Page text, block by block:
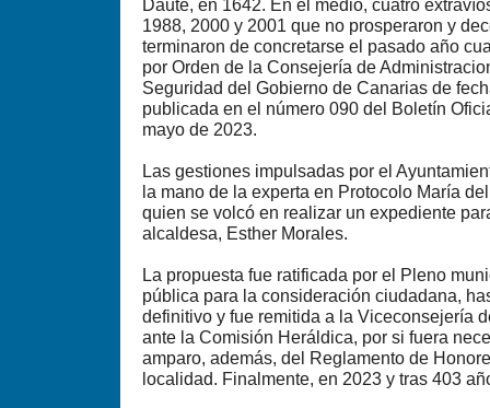
Daute, en 1642. En el medio, cuatro
1988, 2000 y 2001 que no prosperaron y
terminaron de concretarse el pasado año
por Orden de la Consejería de
Seguridad del Gobierno de Canarias de
publicada en el número 090 del Boletín
mayo de 2023.
Las gestiones impulsadas por el
la mano de la experta en Protocolo María
quien se volcó en realizar un expediente
alcaldesa, Esther Morales.
La propuesta fue ratificada por el Pleno
pública para la consideración ciudadana,
definitivo y fue remitida a la Viceconsejería
ante la Comisión Heráldica, por si fuera
amparo, además, del Reglamento de
localidad. Finalmente, en 2023 y tras 403